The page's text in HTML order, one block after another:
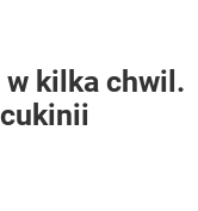
w kilka chwil.